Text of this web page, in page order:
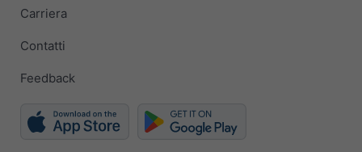
Carriera
Contatti
Feedback